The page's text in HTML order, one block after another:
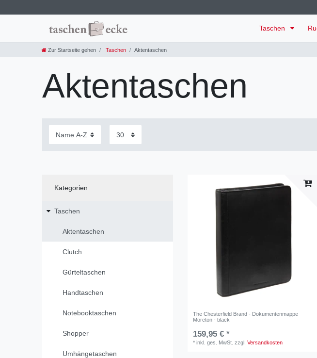
Taschen
Zur Startseite gehen Taschen Aktentaschen
Aktentaschen
Kategorien
Taschen
Aktentaschen
Clutch
Gürteltaschen
Handtaschen
Notebooktaschen
Shopper
Umhängetaschen
The Chesterfield Brand - Dokumentenmappe
Moreton - black
159,95 € *
*inkl. ges. MwSt. zzgl.Versandkosten